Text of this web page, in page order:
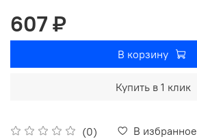
(0) В избранное
607 ₽
В корзину
Купить в 1 клик